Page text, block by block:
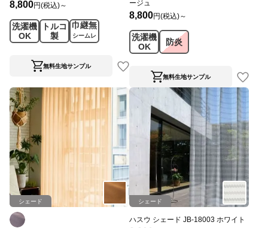
8,800円(税込)～
洗濯機
OK
トルコ
製
巾継無
シームレ
ス
無料生地サンプル
ージュ
8,800円(税込)～
洗濯機
OK
防炎
無料生地サンプル
シェード シェード
ハスウ シェード JB-18003 ホワイト